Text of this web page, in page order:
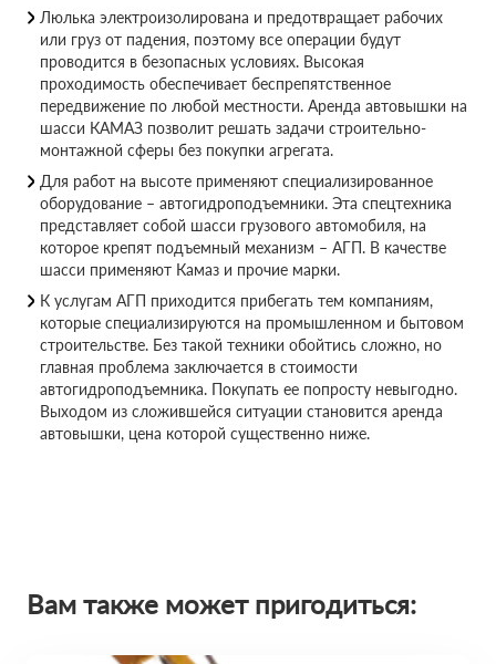
Люлька электроизолирована и предотвращает рабочих
или груз от падения, поэтому все операции будут
проводится в безопасных условиях. Высокая
проходимость обеспечивает беспрепятственное
передвижение по любой местности. Аренда автовышки на
шасси КАМАЗ позволит решать задачи строительно-
монтажной сферы без покупки агрегата.
Для работ на высоте применяют специализированное
оборудование – автогидроподъемники. Эта спецтехника
представляет собой шасси грузового автомобиля, на
которое крепят подъемный механизм – АГП. В качестве
шасси применяют Камаз и прочие марки.
К услугам АГП приходится прибегать тем компаниям,
которые специализируются на промышленном и бытовом
строительстве. Без такой техники обойтись сложно, но
главная проблема заключается в стоимости
автогидроподъемника. Покупать ее попросту невыгодно.
Выходом из сложившейся ситуации становится аренда
автовышки, цена которой существенно ниже.
Вам также может пригодиться: